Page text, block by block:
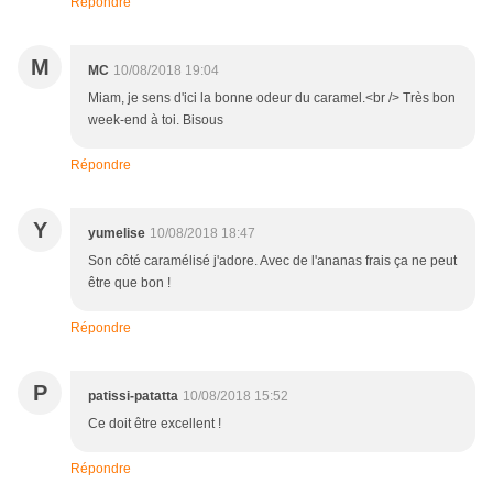
M MC 10/08/2018 19:04
Miam, je sens d'ici la bonne odeur du caramel.<br /> Très bon
week-end à toi. Bisous
Répondre
Y yumelise 10/08/2018 18:47
Son côté caramélisé j'adore. Avec de l'ananas frais ça ne peut
être que bon !
Répondre
P patissi-patatta 10/08/2018 15:52
Ce doit être excellent !
Répondre